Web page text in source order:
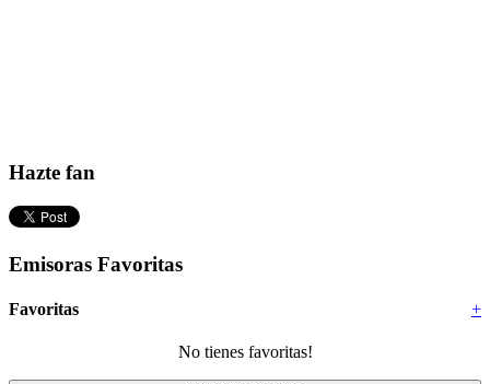
Hazte fan
Emisoras Favoritas
+
Favoritas
No tienes favoritas!